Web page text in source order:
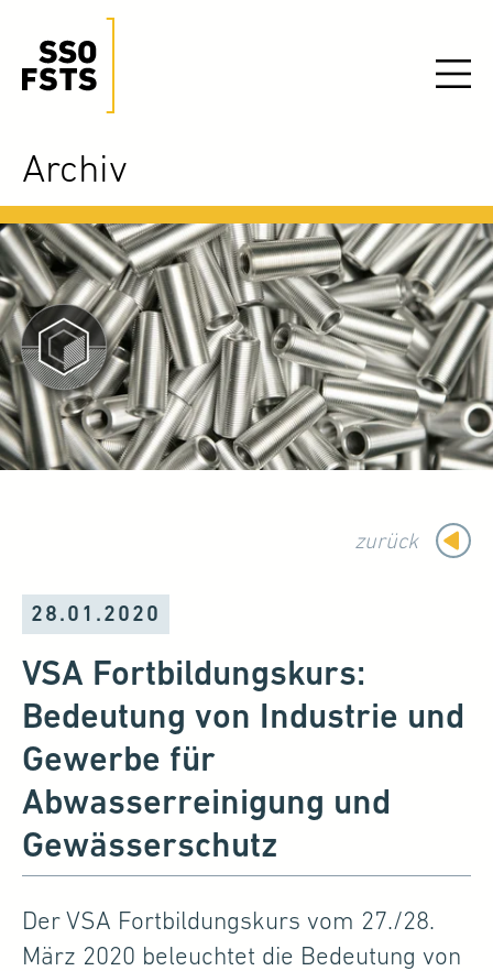
Archiv
28.01.2020
VSA Fortbildungskurs:
Bedeutung von Industrie und
Gewerbe für
Abwasserreinigung und
Gewässerschutz
Der VSA Fortbildungskurs vom 27./28.
März 2020 beleuchtet die Bedeutung von
zurück